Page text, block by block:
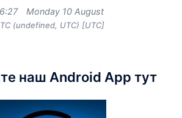
:27 Monday 10 August
(undefined, UTC) [UTC]
наш Android App тут